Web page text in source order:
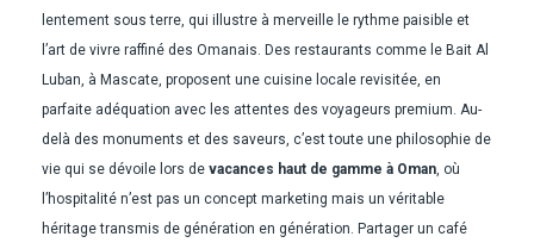
lentement sous terre, qui illustre à merveille le rythme paisible et
l’art de vivre raffiné des Omanais. Des restaurants comme le Bait Al
Luban, à Mascate, proposent une cuisine locale revisitée, en
parfaite adéquation avec les attentes des voyageurs premium. Au-
delà des monuments et des saveurs, c’est toute une philosophie de
vie qui se dévoile lors de vacances haut de gamme à Oman, où
l’hospitalité n’est pas un concept marketing mais un véritable
héritage transmis de génération en génération. Partager un café